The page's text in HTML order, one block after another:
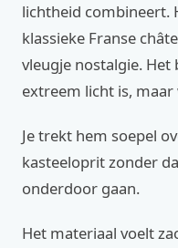
lichtheid combineert.
klassieke Franse
vleugje nostalgie.
extreem licht is,
Je trekt hem soepel
kasteeloprit zonder
onderdoor gaan.
Het materiaal voelt